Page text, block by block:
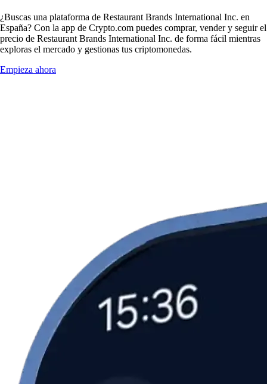
¿Buscas una plataforma de Restaurant Brands International Inc. en
España? Con la app de Crypto.com puedes comprar, vender y seguir el
precio de Restaurant Brands International Inc. de forma fácil mientras
exploras el mercado y gestionas tus criptomonedas.
Empieza ahora